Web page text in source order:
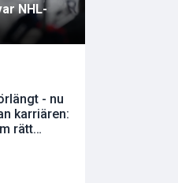
NHL-
- nu
karriären:
rätt